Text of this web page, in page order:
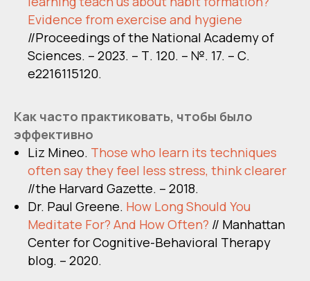
Evidence from exercise and hygiene
//Proceedings of the National Academy of
Sciences. – 2023. – Т. 120. – №. 17. – С.
e2216115120.
Как часто практиковать, чтобы было
эффективно
Liz Mineo. Those who learn its techniques
often say they feel less stress, think clearer
//the Harvard Gazette. – 2018.
Dr. Paul Greene. How Long Should You
Meditate For? And How Often? // Manhattan
Center for Cognitive-Behavioral Therapy
blog. – 2020.